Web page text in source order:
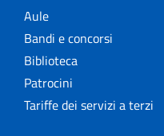
Aule
Bandi e concorsi
Biblioteca
Patrocini
Tariffe dei servizi a terzi